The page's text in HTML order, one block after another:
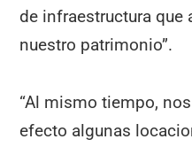
de infraestructura que
nuestro patrimonio”.
“Al mismo tiempo,
efecto algunas